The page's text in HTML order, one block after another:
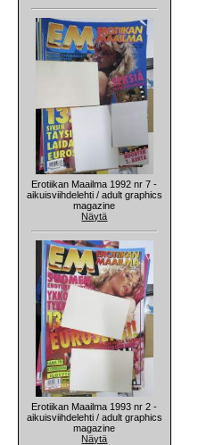
Erotiikan Maailma 1992 nr 7 -
aikuisviihdelehti / adult graphics
magazine
Näytä
Erotiikan Maailma 1993 nr 2 -
aikuisviihdelehti / adult graphics
magazine
Näytä